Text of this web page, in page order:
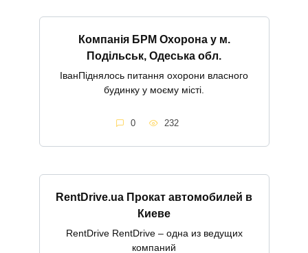
Компанія БРМ Охорона у м.
Подільськ, Одеська обл.
ІванПіднялось питання охорони власного
будинку у моєму місті.
0 232
RentDrive.ua Прокат автомобилей в
Киеве
RentDrive RentDrive – одна из ведущих
компаний